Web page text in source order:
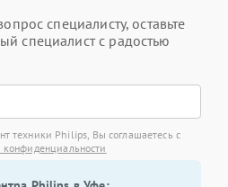
специалисту, оставьте
специалист с радостью
техники Philips, Вы соглашаетесь с